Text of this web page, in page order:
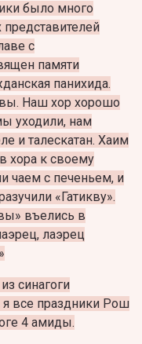
было много
с
памяти
панихида.
Наш хор хорошо
уходили, нам
и талескатан. Хаим
хора к своему
чаем с печеньем, и
«Гатикву».
въелись в
лаэрец
синагоги
я все праздники Рош
4 амиды.